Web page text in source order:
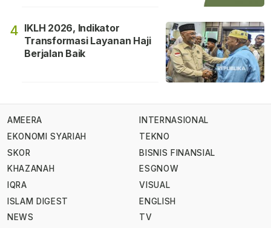
4 IKLH 2026, Indikator
Transformasi Layanan Haji
Berjalan Baik
AMEERA
EKONOMI SYARIAH
SKOR
KHAZANAH
IQRA
ISLAM DIGEST
NEWS
INTERNASIONAL
TEKNO
BISNIS FINANSIAL
ESGNOW
VISUAL
ENGLISH
TV